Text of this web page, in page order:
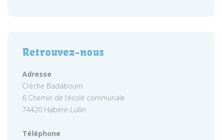
Retrouvez-nous
Adresse
Crèche Badaboum
6 Chemin de l’école communale
74420 Habère-Lullin
Téléphone